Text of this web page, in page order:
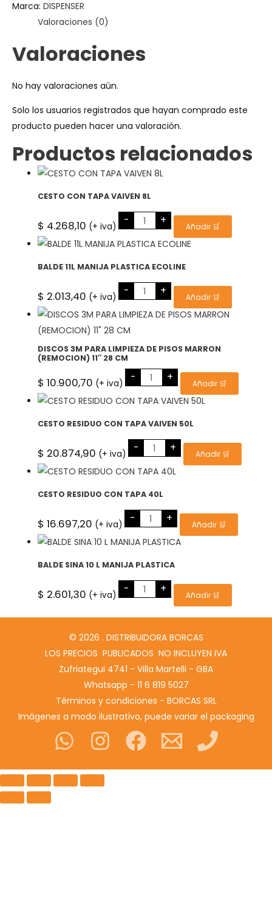
5KG
Marca: DISPENSER
Valoraciones (0)
Valoraciones
No hay valoraciones aún.
Solo los usuarios registrados que hayan comprado este
producto pueden hacer una valoración.
Productos relacionados
CESTO CON TAPA VAIVEN 8L
$ 4.268,10 (+ iva) - CESTO
CON
TAPA
VAIVEN
8L
+ Añadir 🛒
BALDE 11L MANIJA PLASTICA ECOLINE
$ 2.013,40 (+ iva) - BALDE
MANIJA
PLASTICA
ECOLINE
+ Añadir 🛒
DISCOS 3M PARA LIMPIEZA DE PISOS MARRON
(REMOCION) 11″ 28 CM
$ 10.900,70 (+ iva) - DISCOS
3M
PARA
LIMPIEZA
DE
MARRON
11"
CM
cantidad
+ Añadir 🛒
CESTO RESIDUO CON TAPA VAIVEN 50L
$ 20.874,90 (+ iva) - CESTO
RESIDUO
CON
TAPA
VAIVEN
cantidad
+ Añadir 🛒
CESTO RESIDUO CON TAPA 40L
$ 16.697,20 (+ iva) - CESTO
RESIDUO
CON
TAPA
40L
+ Añadir 🛒
BALDE SINA 10 L MANIJA PLASTICA
$ 2.601,30 (+ iva) - BALDE
SINA
10
MANIJA
cantidad
+ Añadir 🛒
© 2026 . DISTRIBUIDORA BORCAS
LOS PRECIOS PUBLICADOS NO INCLUYEN IVA
Zufriategui 4741 - Villa Martelli - GBA
Whatsapp - 11 6 819 5027
Términos y condiciones - BORCAS SRL
Imágenes a modo ilustrativo, puede variar el packaging